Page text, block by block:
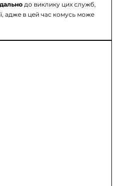
до виклику цих служб,
адже в цей час комусь може